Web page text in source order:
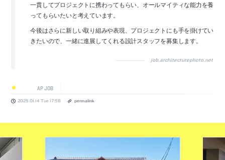
一貫してプロジェクトに携わってもらい、オールマイティな能力を養
ってもらいたいと考えています。
今後はさらに新しい取り組みや表現、プロジェクトにも手を掛けてい
きたいので、一緒に進展してくれる設計スタッフを募集します。
job.architecturephoto.net
AP JOB
2025.01.14 Tue 17:58 permalink